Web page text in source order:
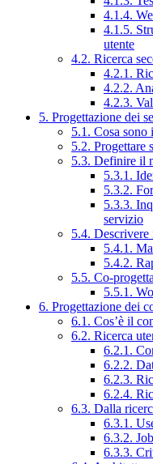
4.1.4.
4.1.5.
utente
4.2. Ricerca
4.2.1.
4.2.2.
4.2.3.
5. Progettazione dei
5.1. Cosa sono
5.2. Progettare
5.3. Definire il
5.3.1.
5.3.2.
5.3.3.
servizio
5.4.
5.4.1.
5.4.2.
5.5. Co-
5.5.1.
6. Progettazione dei
6.1. Cos’è il
6.2. Ricerca
6.2.1.
6.2.2.
6.2.3.
6.2.4.
6.3. Dalla
6.3.1.
6.3.2.
6.3.3.